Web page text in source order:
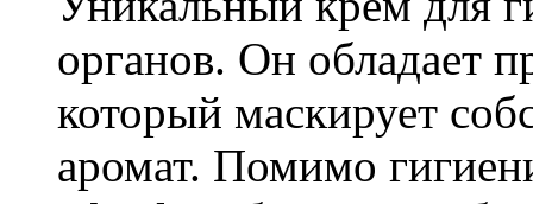
органов. Он обладает
который маскирует
аромат. Помимо